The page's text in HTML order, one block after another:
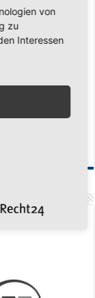
fünften Mal in Folge
dem fünften Titel in
von
zu
Interessen